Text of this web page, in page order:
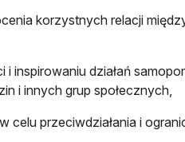
korzystnych relacji
i inspirowaniu działań
i innych grup społecznych,
celu przeciwdziałania i